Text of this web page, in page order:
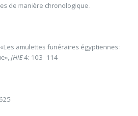
de manière chronologique.
amulettes funéraires égyptiennes:
JHIE4: 103–114